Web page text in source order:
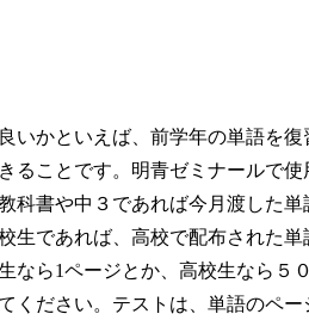
いかといえば、前学年の単語を
ることです。明青ゼミナールで
科書や中３であれば今月渡した
生であれば、高校で配布された
なら1ページとか、高校生なら５
ください。テストは、単語のペ